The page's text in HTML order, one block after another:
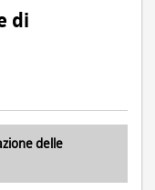
di
delle